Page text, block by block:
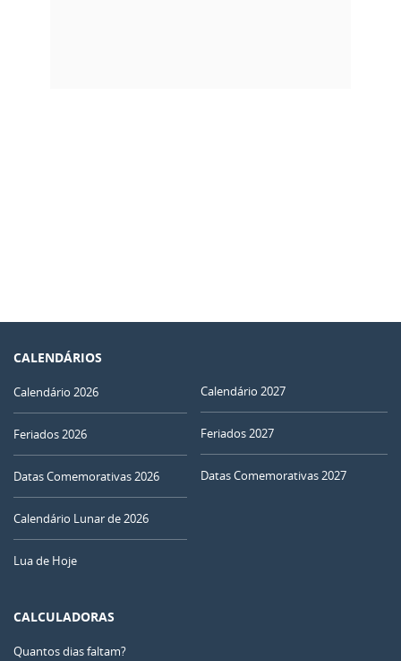
CALENDÁRIOS
Calendário 2026
Feriados 2026
Datas Comemorativas 2026
Calendário Lunar de 2026
Lua de Hoje
Calendário 2027
Feriados 2027
Datas Comemorativas 2027
CALCULADORAS
Quantos dias faltam?